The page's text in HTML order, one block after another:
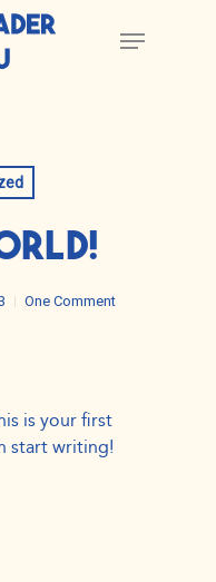
Menu
One Comment
is your first
start writing!